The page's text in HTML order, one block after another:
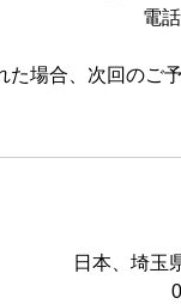
電
た場合、次回のご
日本、埼玉